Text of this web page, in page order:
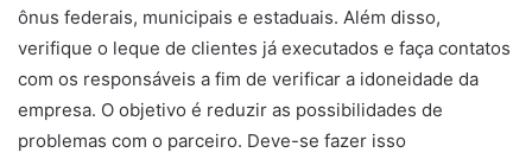
ônus federais, municipais e estaduais. Além disso,
verifique o leque de clientes já executados e faça contatos
com os responsáveis a fim de verificar a idoneidade da
empresa. O objetivo é reduzir as possibilidades de
problemas com o parceiro. Deve-se fazer isso